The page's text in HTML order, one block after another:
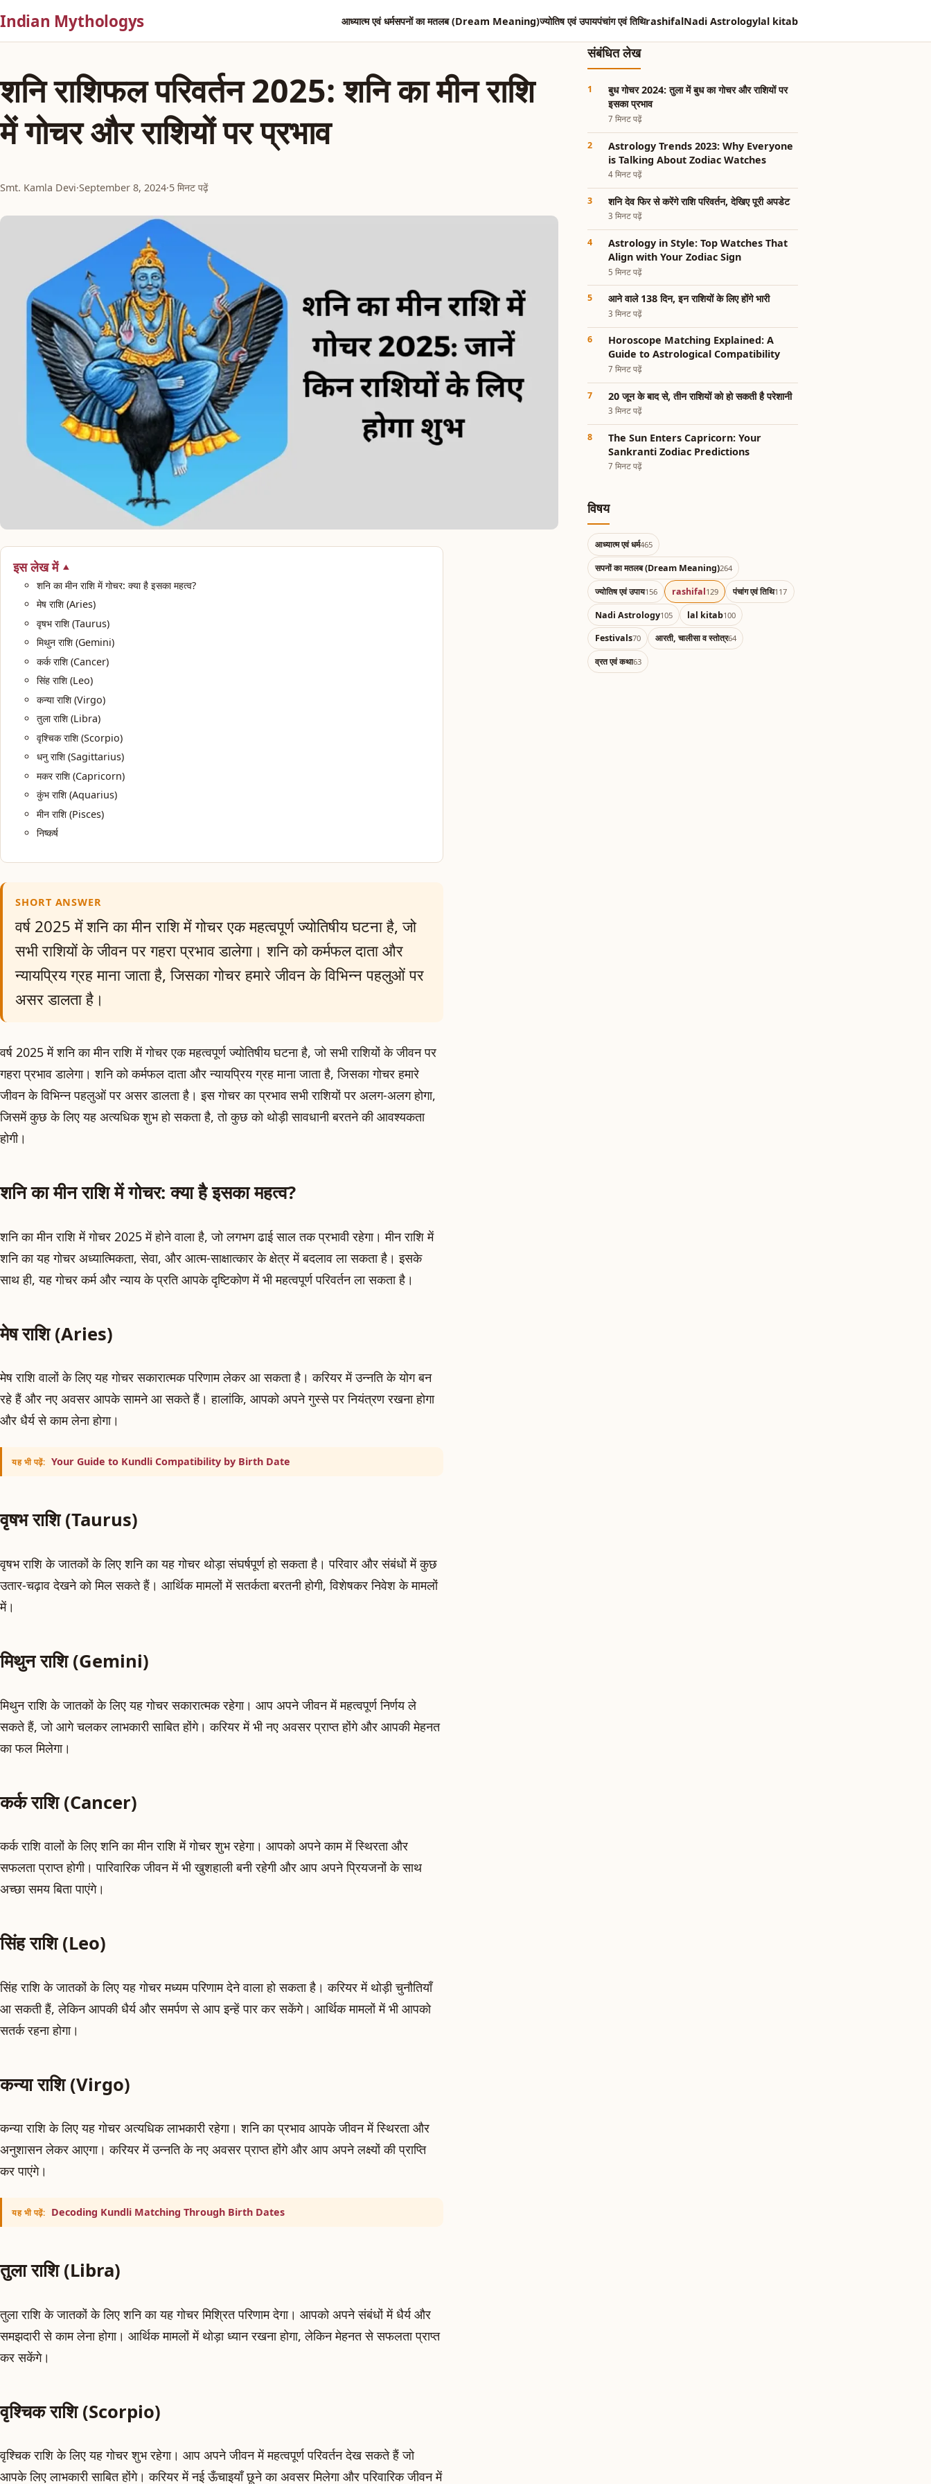
Indian Mythologys आध्यात्म एवं धर्मसपनों का मतलब (Dream Meaning)ज्योतिष एवं उपायपंचांग एवं तिथिrashifalNadi Astrologylal kitab
शनि राशिफल परिवर्तन 2025: शनि का मीन राशि
में गोचर और राशियों पर प्रभाव
Smt. Kamla Devi·September 8, 2024·5 मिनट पढ़ें
इस लेख में
शनि का मीन राशि में गोचर: क्या है इसका महत्व?
मेष राशि (Aries)
वृषभ राशि (Taurus)
मिथुन राशि (Gemini)
कर्क राशि (Cancer)
सिंह राशि (Leo)
कन्या राशि (Virgo)
तुला राशि (Libra)
वृश्चिक राशि (Scorpio)
धनु राशि (Sagittarius)
मकर राशि (Capricorn)
कुंभ राशि (Aquarius)
मीन राशि (Pisces)
निष्कर्ष
SHORT ANSWER
वर्ष 2025 में शनि का मीन राशि में गोचर एक महत्वपूर्ण ज्योतिषीय घटना है, जो
सभी राशियों के जीवन पर गहरा प्रभाव डालेगा। शनि को कर्मफल दाता और
न्यायप्रिय ग्रह माना जाता है, जिसका गोचर हमारे जीवन के विभिन्न पहलुओं पर
असर डालता है।
वर्ष 2025 में शनि का मीन राशि में गोचर एक महत्वपूर्ण ज्योतिषीय घटना है, जो सभी राशियों के जीवन पर
गहरा प्रभाव डालेगा। शनि को कर्मफल दाता और न्यायप्रिय ग्रह माना जाता है, जिसका गोचर हमारे
जीवन के विभिन्न पहलुओं पर असर डालता है। इस गोचर का प्रभाव सभी राशियों पर अलग-अलग होगा,
जिसमें कुछ के लिए यह अत्यधिक शुभ हो सकता है, तो कुछ को थोड़ी सावधानी बरतने की आवश्यकता
होगी।
शनि का मीन राशि में गोचर: क्या है इसका महत्व?
शनि का मीन राशि में गोचर 2025 में होने वाला है, जो लगभग ढाई साल तक प्रभावी रहेगा। मीन राशि में
शनि का यह गोचर अध्यात्मिकता, सेवा, और आत्म-साक्षात्कार के क्षेत्र में बदलाव ला सकता है। इसके
साथ ही, यह गोचर कर्म और न्याय के प्रति आपके दृष्टिकोण में भी महत्वपूर्ण परिवर्तन ला सकता है।
मेष राशि (Aries)
मेष राशि वालों के लिए यह गोचर सकारात्मक परिणाम लेकर आ सकता है। करियर में उन्नति के योग बन
रहे हैं और नए अवसर आपके सामने आ सकते हैं। हालांकि, आपको अपने गुस्से पर नियंत्रण रखना होगा
और धैर्य से काम लेना होगा।
यह भी पढ़ें: Your Guide to Kundli Compatibility by Birth Date
वृषभ राशि (Taurus)
वृषभ राशि के जातकों के लिए शनि का यह गोचर थोड़ा संघर्षपूर्ण हो सकता है। परिवार और संबंधों में कुछ
उतार-चढ़ाव देखने को मिल सकते हैं। आर्थिक मामलों में सतर्कता बरतनी होगी, विशेषकर निवेश के मामलों
में।
मिथुन राशि (Gemini)
मिथुन राशि के जातकों के लिए यह गोचर सकारात्मक रहेगा। आप अपने जीवन में महत्वपूर्ण निर्णय ले
सकते हैं, जो आगे चलकर लाभकारी साबित होंगे। करियर में भी नए अवसर प्राप्त होंगे और आपकी मेहनत
का फल मिलेगा।
कर्क राशि (Cancer)
कर्क राशि वालों के लिए शनि का मीन राशि में गोचर शुभ रहेगा। आपको अपने काम में स्थिरता और
सफलता प्राप्त होगी। पारिवारिक जीवन में भी खुशहाली बनी रहेगी और आप अपने प्रियजनों के साथ
अच्छा समय बिता पाएंगे।
सिंह राशि (Leo)
सिंह राशि के जातकों के लिए यह गोचर मध्यम परिणाम देने वाला हो सकता है। करियर में थोड़ी चुनौतियाँ
आ सकती हैं, लेकिन आपकी धैर्य और समर्पण से आप इन्हें पार कर सकेंगे। आर्थिक मामलों में भी आपको
सतर्क रहना होगा।
कन्या राशि (Virgo)
कन्या राशि के लिए यह गोचर अत्यधिक लाभकारी रहेगा। शनि का प्रभाव आपके जीवन में स्थिरता और
अनुशासन लेकर आएगा। करियर में उन्नति के नए अवसर प्राप्त होंगे और आप अपने लक्ष्यों की प्राप्ति
कर पाएंगे।
यह भी पढ़ें: Decoding Kundli Matching Through Birth Dates
तुला राशि (Libra)
तुला राशि के जातकों के लिए शनि का यह गोचर मिश्रित परिणाम देगा। आपको अपने संबंधों में धैर्य और
समझदारी से काम लेना होगा। आर्थिक मामलों में थोड़ा ध्यान रखना होगा, लेकिन मेहनत से सफलता प्राप्त
कर सकेंगे।
वृश्चिक राशि (Scorpio)
वृश्चिक राशि के लिए यह गोचर शुभ रहेगा। आप अपने जीवन में महत्वपूर्ण परिवर्तन देख सकते हैं जो
आपके लिए लाभकारी साबित होंगे। करियर में नई ऊँचाइयाँ छूने का अवसर मिलेगा और परिवारिक जीवन में
संबंधित लेख
बुध गोचर 2024: तुला में बुध का गोचर और राशियों पर
इसका प्रभाव
7 मिनट पढ़ें
Astrology Trends 2023: Why Everyone
is Talking About Zodiac Watches
4 मिनट पढ़ें
शनि देव फिर से करेंगे राशि परिवर्तन, देखिए पूरी अपडेट
3 मिनट पढ़ें
Astrology in Style: Top Watches That
Align with Your Zodiac Sign
5 मिनट पढ़ें
आने वाले 138 दिन, इन राशियों के लिए होंगे भारी
3 मिनट पढ़ें
Horoscope Matching Explained: A
Guide to Astrological Compatibility
7 मिनट पढ़ें
20 जून के बाद से, तीन राशियों को हो सकती है परेशानी
3 मिनट पढ़ें
The Sun Enters Capricorn: Your
Sankranti Zodiac Predictions
7 मिनट पढ़ें
विषय
आध्यात्म एवं धर्म465
सपनों का मतलब (Dream Meaning)264
ज्योतिष एवं उपाय156 rashifal129 पंचांग एवं तिथि117
Nadi Astrology105 lal kitab100
Festivals70 आरती, चालीसा व स्तोत्र64
व्रत एवं कथा63